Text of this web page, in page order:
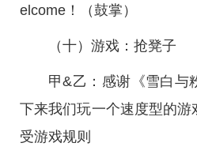
elcome！（鼓掌）
（十）游戏：抢凳子
甲&乙：感谢《雪白与
下来我们玩一个速度型的
受游戏规则